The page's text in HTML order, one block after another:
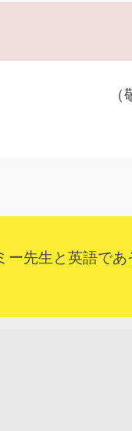
先生と英語であ